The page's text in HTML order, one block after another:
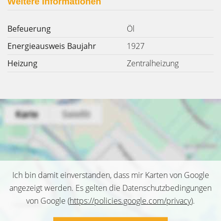
Befeuerung
Öl
Energieausweis Baujahr
1927
Heizung
Zentralheizung
Ich bin damit einverstanden, dass mir Karten von Google
angezeigt werden. Es gelten die Datenschutzbedingungen
von Google (https://policies.google.com/privacy).